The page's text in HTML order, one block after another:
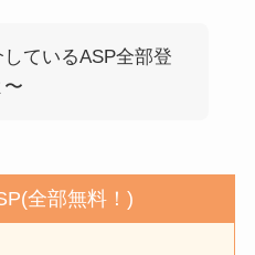
ているASP全部登
全部無料！)